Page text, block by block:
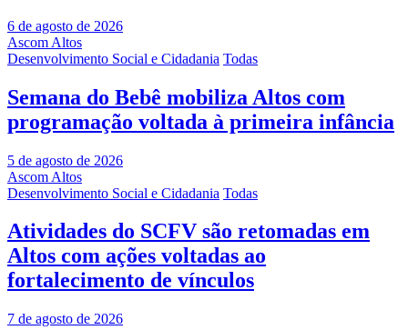
6 de agosto de 2026
Ascom Altos
Desenvolvimento Social e Cidadania Todas
Semana do Bebê mobiliza Altos com
programação voltada à primeira infância
5 de agosto de 2026
Ascom Altos
Desenvolvimento Social e Cidadania Todas
Atividades do SCFV são retomadas em
Altos com ações voltadas ao
fortalecimento de vínculos
7 de agosto de 2026